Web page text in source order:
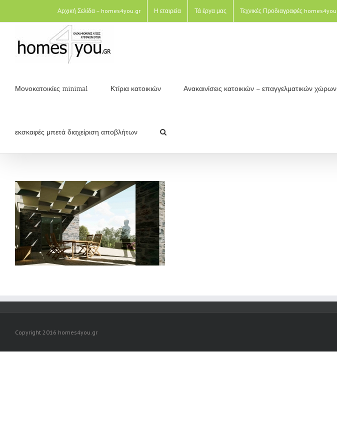
Αρχική Σελίδα – homes4you.gr Η εταιρεία Τά έργα μας Τεχνικές Προδιαγραφές homes4you
Μονοκατοικίες minimal Κτίρια κατοικιών Ανακαινίσεις κατοικιών – επαγγελματικών χώρων
εκσκαφές μπετά διαχείριση αποβλήτων
Copyright 2016 homes4you.gr